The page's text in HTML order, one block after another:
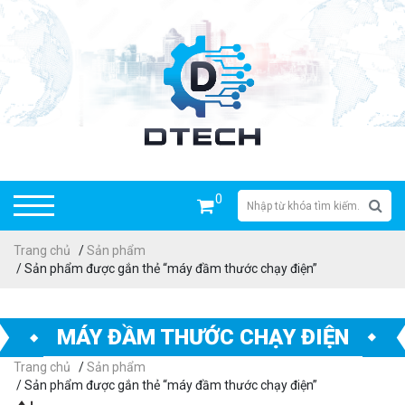
0
Trang chủ /Sản phẩm
/ Sản phẩm được gắn thẻ “máy đầm thước chạy điện”
MÁY ĐẦM THƯỚC CHẠY ĐIỆN
Trang chủ /Sản phẩm
/ Sản phẩm được gắn thẻ “máy đầm thước chạy điện”